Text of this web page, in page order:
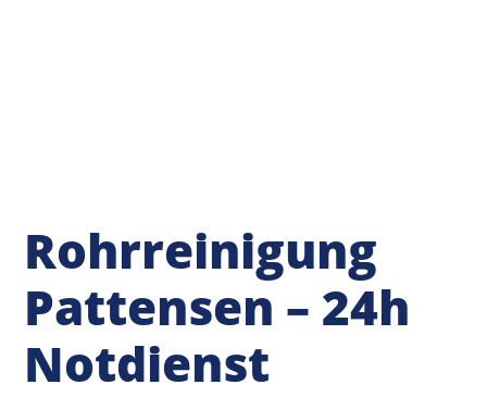
Rohrreinigung
Pattensen – 24h
Notdienst